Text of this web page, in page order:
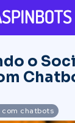
o
com chatbots